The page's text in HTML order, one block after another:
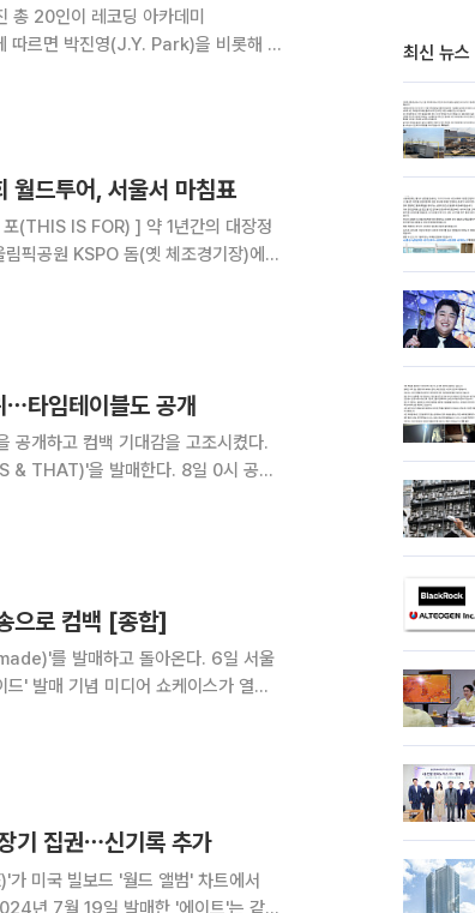
총 20인이 레코딩 아카데미
월드투어, 서울서 마침표
(THIS IS FOR) ] 약 1년간의 대장정
⋯타임테이블도 공개
개하고 컴백 기대감을 고조시켰다.
& THAT)'을 발매한다. 8일 0시 공식
으로 컴백 [종합]
발매하고 돌아온다. 6일 서울
' 발매 기념 미디어 쇼케이스가 열렸
기 집권⋯신기록 추가
미국 빌보드 '월드 앨범' 차트에서
최신 뉴스